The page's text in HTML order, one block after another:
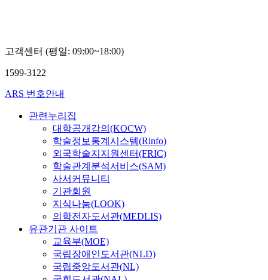
고객센터 (평일: 09:00~18:00)
1599-3122
ARS 번호안내
관련누리집
대학공개강의(KOCW)
학술정보통계시스템(Rinfo)
외국학술지지원센터(FRIC)
학술관계분석서비스(SAM)
사서커뮤니티
기관회원
지식나눔(LOOK)
의학전자도서관(MEDLIS)
유관기관 사이트
교육부(MOE)
국립장애인도서관(NLD)
국립중앙도서관(NL)